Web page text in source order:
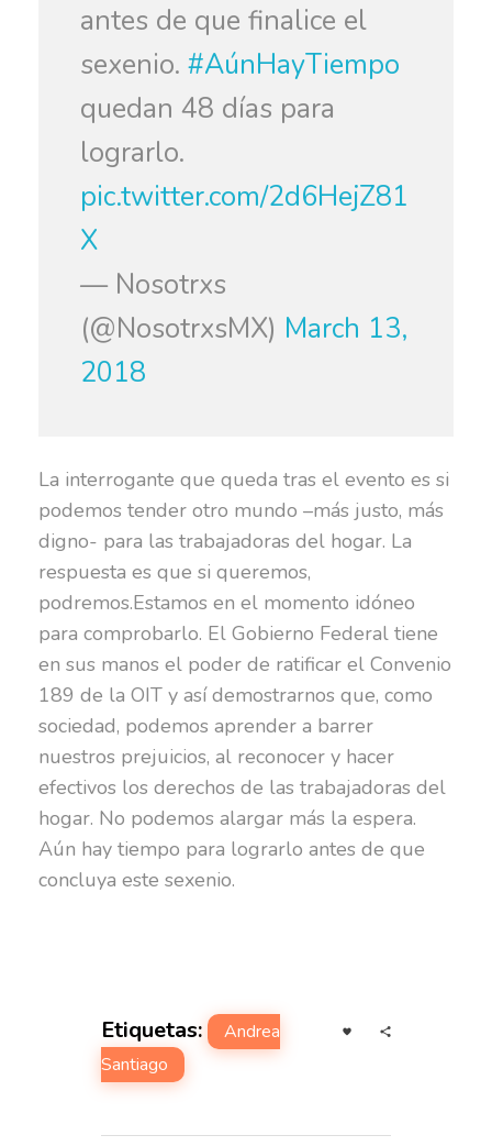
antes de que finalice el
sexenio. #AúnHayTiempo
quedan 48 días para
lograrlo.
pic.twitter.com/2d6HejZ81
X
— Nosotrxs
(@NosotrxsMX) March 13,
2018
La interrogante que queda tras el evento es si
podemos tender otro mundo –más justo, más
digno- para las trabajadoras del hogar. La
respuesta es que si queremos,
podremos.Estamos en el momento idóneo
para comprobarlo. El Gobierno Federal tiene
en sus manos el poder de ratificar el Convenio
189 de la OIT y así demostrarnos que, como
sociedad, podemos aprender a barrer
nuestros prejuicios, al reconocer y hacer
efectivos los derechos de las trabajadoras del
hogar. No podemos alargar más la espera.
Aún hay tiempo para lograrlo antes de que
concluya este sexenio.
Etiquetas:
Andrea
Santiago